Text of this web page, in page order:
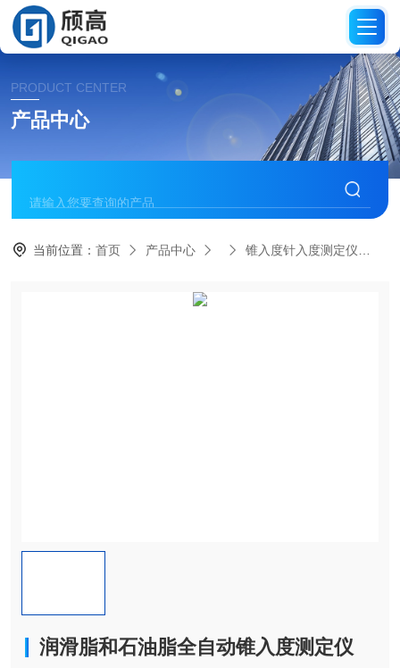
PRODUCT CENTER
产品中心
当前位置：首页 产品中心 锥入度针入度测定仪
润滑脂和石油脂全自动锥入度测定仪